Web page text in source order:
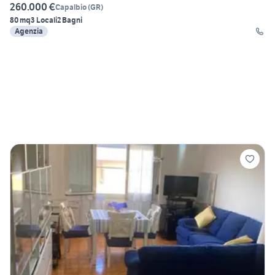
260.000 €Capalbio(GR)
80 mq3 Locali2 Bagni
Agenzia